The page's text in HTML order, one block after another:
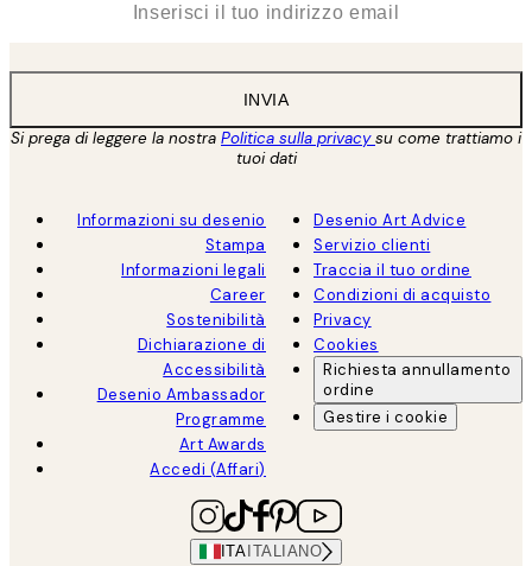
INVIA
Si prega di leggere la nostra Politica sulla privacysu come trattiamo i
tuoi dati
Informazioni su desenio
Stampa
Informazioni legali
Career
Sostenibilità
Dichiarazione di
Accessibilità
Desenio Ambassador
Programme
Art Awards
Accedi (Affari)
Desenio Art Advice
Servizio clienti
Traccia il tuo ordine
Condizioni di acquisto
Privacy
Cookies
Richiesta annullamento
ordine
Gestire i cookie
ITA ITALIANO